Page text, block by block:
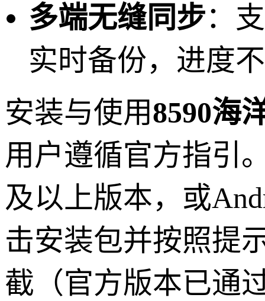
多端无缝同步：
实时备份，进度
安装与使用8590海
用户遵循官方指引
及以上版本，或
击安装包并按照提
截（官方版本已通